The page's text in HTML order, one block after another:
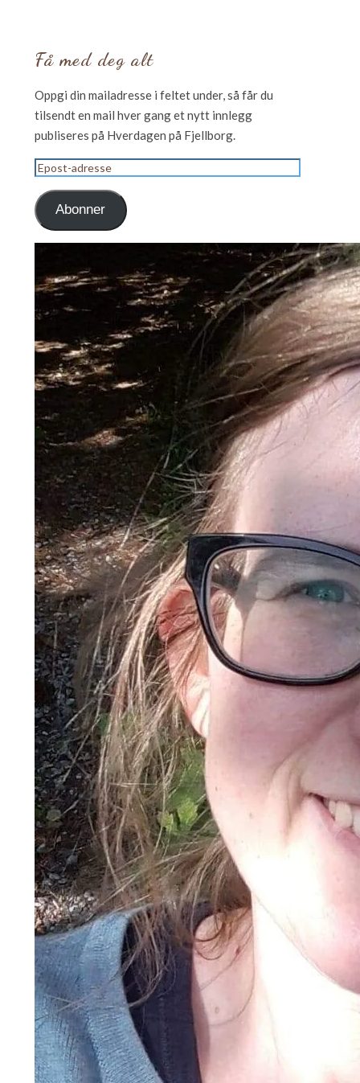
Få med deg alt
Oppgi din mailadresse i feltet under, så får du
tilsendt en mail hver gang et nytt innlegg
publiseres på Hverdagen på Fjellborg.
Epost-
adresse
Abonner